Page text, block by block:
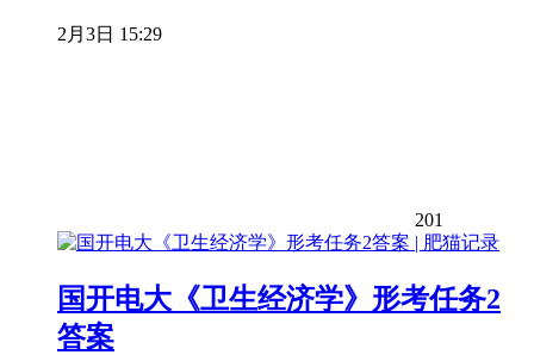
2月3日 15:29
201
国开电大《卫生经济学》形考任务2
答案